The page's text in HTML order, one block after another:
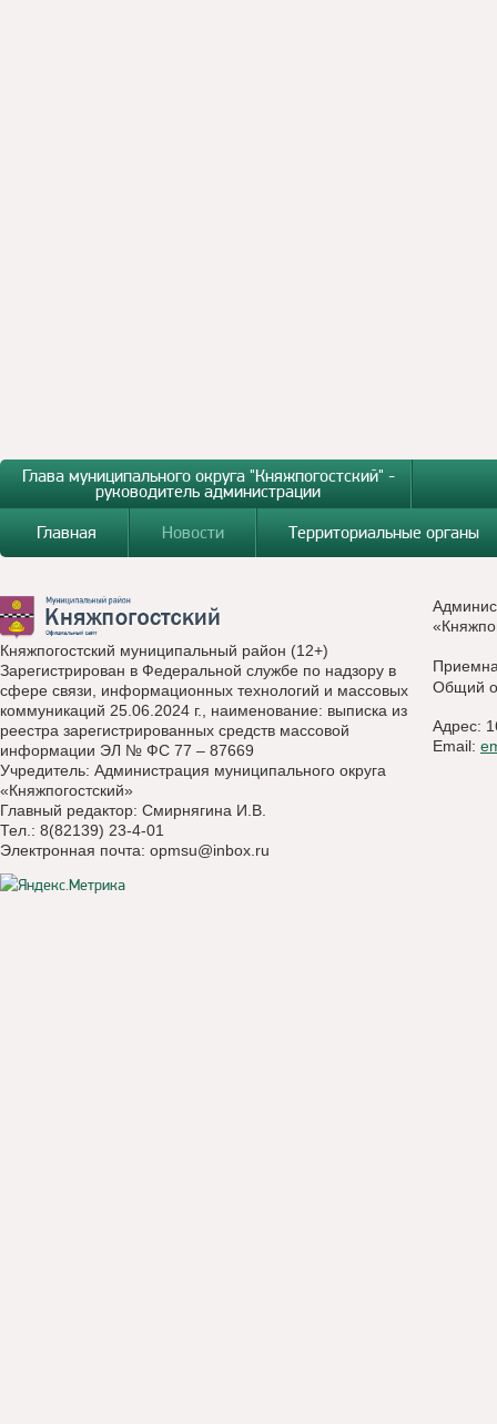
Глава муниципального округа "Княжпогостский" -
руководитель администрации
Главная
Новости Территориальные органы
Княжпогостский муниципальный район (12+)
Зарегистрирован в Федеральной службе по надзору в
сфере связи, информационных технологий и массовых
коммуникаций 25.06.2024 г., наименование: выписка из
реестра зарегистрированных средств массовой
информации ЭЛ № ФС 77 – 87669
Учредитель: Администрация муниципального округа
«Княжпогостский»
Главный редактор: Смирнягина И.В.
Тел.: 8(82139) 23-4-01
Электронная почта: opmsu@inbox.ru
Общий
Адрес:
Email: